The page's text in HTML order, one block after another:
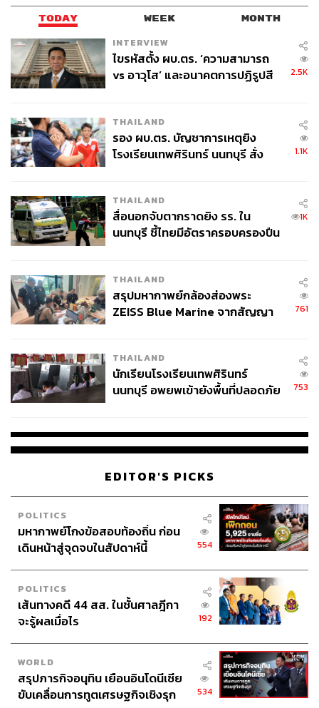
TODAY WEEK MONTH
INTERVIEW
ไขรหัสตั้ง ผบ.ตร. ‘ความสามารถ
vs อาวุโส’ และอนาคตการปฏิรูปสี
2.5K
THAILAND
รอง ผบ.ตร. บัญชาการเหตุยิง
โรงเรียนเทพศิรินทร์ นนทบุรี สั่ง
1.1K
THAILAND
สื่อนอกจับตากราดยิง รร. ใน
นนทบุรี ชี้ไทยมีอัตราครอบครองปืน
1K
THAILAND
สรุปมหากาพย์กล้องส่องพระ
ZEISS Blue Marine จากสัญญา
จ่ายหนี้-แอบระบุแบรนด์
761
THAILAND
นักเรียนโรงเรียนเทพศิรินทร์
นนทบุรี อพยพเข้ายังพื้นที่ปลอดภัย
753
EDITOR'S PICKS
POLITICS
มหากาพย์โกงข้อสอบท้องถิ่น ก่อน
เดินหน้าสู่จุดจบในสัปดาห์นี้
554
POLITICS
เส้นทางคดี 44 สส. ในชั้นศาลฎีกา
จะรู้ผลเมื่อไร
192
WORLD
สรุปภารกิจอนุทิน เยือนอินโดนีเซีย
ขับเคลื่อนการทูตเศรษฐกิจเชิงรุก
534